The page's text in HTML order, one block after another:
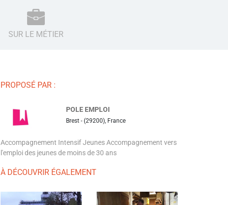
SUR LE MÉTIER
PROPOSÉ PAR :
POLE EMPLOI
Brest - (29200), France
Accompagnement Intensif Jeunes Accompagnement vers
l'emploi des jeunes de moins de 30 ans
À DÉCOUVRIR ÉGALEMENT